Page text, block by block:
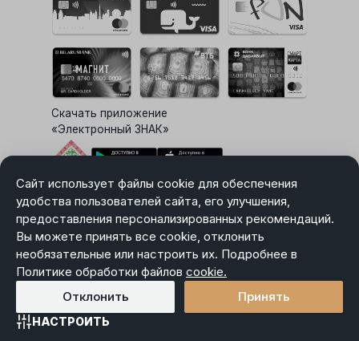
Сайт использует файлы cookie для обеспечения
удобства пользователей сайта, его улучшения,
предоставления персонализированных рекомендаций.
Вы можете принять все cookie, отклонить
необязательные или настроить их. Подробнее в
Политике обработки файлов cookie.
НАСТРОИТЬ
Отклонить Принять
Скачать приложение
«Электронный ЗНАК»
Выбор настроек Cookie
Карта сайта
Политика в отношении обработки персональных данных
Пользовательское соглашение